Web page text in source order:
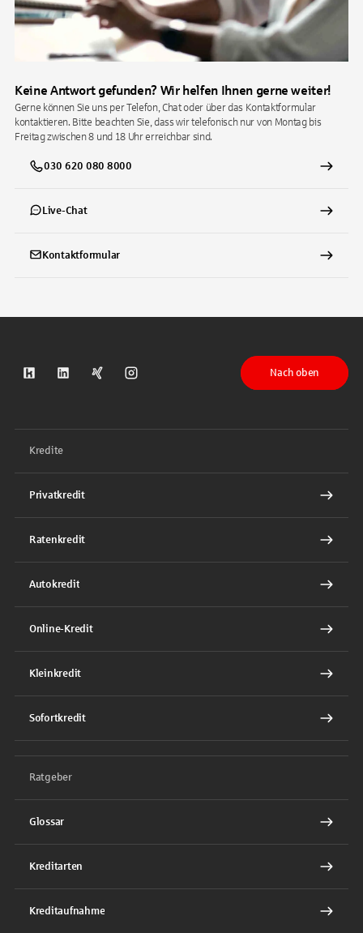
Keine Antwort gefunden? Wir helfen Ihnen gerne weiter!
Gerne können Sie uns per Telefon, Chat oder über das Kontaktformular
kontaktieren. Bitte beachten Sie, dass wir telefonisch nur von Montag bis
Freitag zwischen 8 und 18 Uhr erreichbar sind.
030 620 080 8000
Live-Chat
Kontaktformular
S-Kreditpartner auf Kununu
S-Kreditpartner auf LinkedIn
S-Kreditpartner auf Xing
S-Kreditpartner auf Instagram
Nach oben
Kredite
Privatkredit
Ratenkredit
Autokredit
Online-Kredit
Kleinkredit
Sofortkredit
Ratgeber
Glossar
Kreditarten
Kreditaufnahme